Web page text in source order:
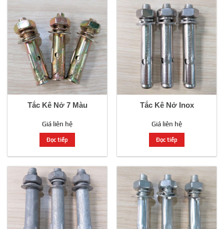
Tắc Kê Nở 7 Màu
Giá liên hệ
Đọc tiếp
Tắc Kê Nở Inox
Giá liên hệ
Đọc tiếp